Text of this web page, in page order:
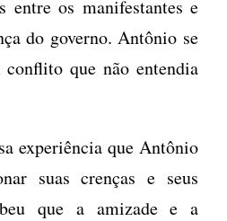
entre os manifestantes e
do governo. Antônio se
que não entendia
experiência que Antônio
suas crenças e seus
que a amizade e a